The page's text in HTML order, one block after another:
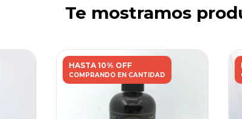
Te mostramos
HASTA 10% OFF
COMPRANDO EN CANTIDAD